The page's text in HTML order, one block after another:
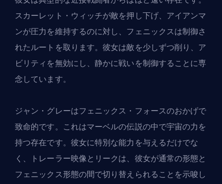
スカーレット・ウィッチが敵を押し下げ、アイアンマ
ンが圧力を維持するのに対し、フェニックスは制御さ
れたルートを取ります。彼女は敵を少しずつ削り、ア
ビリティを無効にし、静かに戦いを制御することに専
念しています。
ジャン・グレーはフェニックス・フォースのおかげで
致命的です。これはマーベルの伝説の中で宇宙の力を
持つ存在です。彼女に特別な能力を与えるだけでな
く、トレーラー映像とリークは、彼女が通常の形態と
フェニックス形態の間で切り替えられることを示唆し